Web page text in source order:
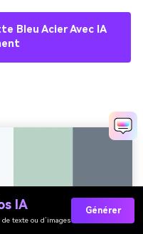
Bleu Acier Avec IA
IA
texte ou d’images
Générer